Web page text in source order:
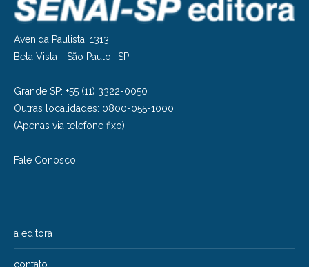
Avenida Paulista, 1313
Bela Vista - São Paulo -SP
Grande SP: +55 (11) 3322-0050
Outras localidades: 0800-055-1000
(Apenas via telefone fixo)
Fale Conosco
a editora
contato